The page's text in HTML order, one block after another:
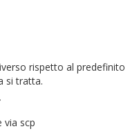
rispetto al predefinito
si tratta.
via scp